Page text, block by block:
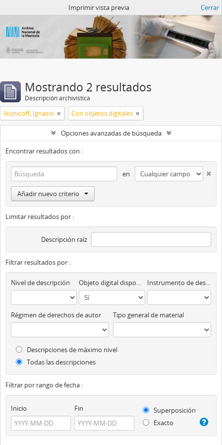
Imprimir vista previa Cerrar
Mostrando 2 resultados
Descripción archivística
Ikonicoff, Ignacio Con objetos digitales
Opciones avanzadas de búsqueda
Encontrar resultados con :
en
Añadir nuevo criterio
Limitar resultados por :
Descripción raíz
Filtrar resultados por :
Nivel de descripción Objeto digital disponibles Instrumento de descripción
Régimen de derechos de autor Tipo general de material
Descripciones de máximo nivel
Todas las descripciones
Filtrar por rango de fecha :
Inicio Fin
Superposición
Exacto